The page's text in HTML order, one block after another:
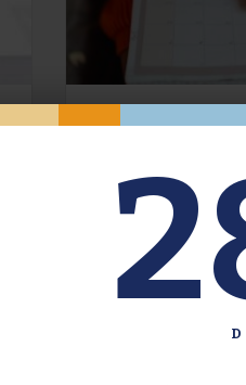
Oferta de
Inscripción del 30
través del Sistema